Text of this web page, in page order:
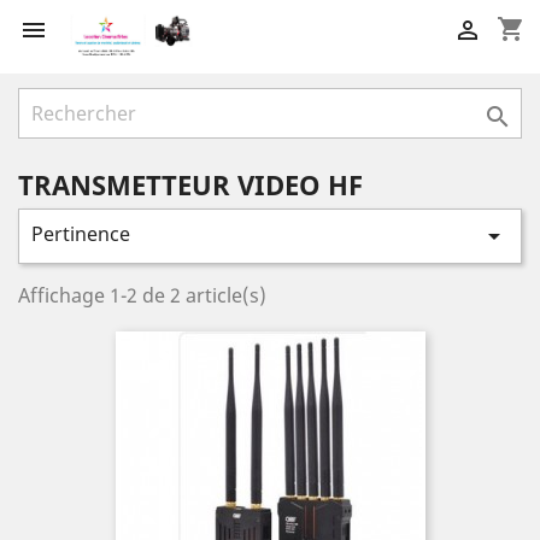
 shopping_cart


TRANSMETTEUR VIDEO HF
Pertinence 
Affichage 1-2 de 2 article(s)